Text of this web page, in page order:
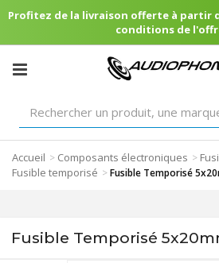
Profitez de la livraison offerte à partir
conditions de
Accueil > Composants électroniques >
Fusible temporisé >Fusible Temporisé
Fusible Temporisé